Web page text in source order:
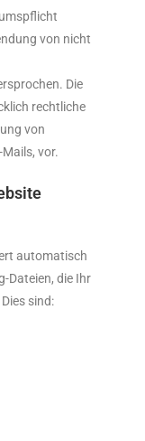
von nicht
Die
rechtliche
von
vor.
automatisch
Dateien, die Ihr
sind: